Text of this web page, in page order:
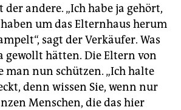
andere. „Ich habe ja gehört,
um das Elternhaus herum
sagt der Verkäufer. Was
gewollt hätten. Die Eltern von
man nun schützen. „Ich halte
denn wissen Sie, wenn nur
Menschen, die das hier